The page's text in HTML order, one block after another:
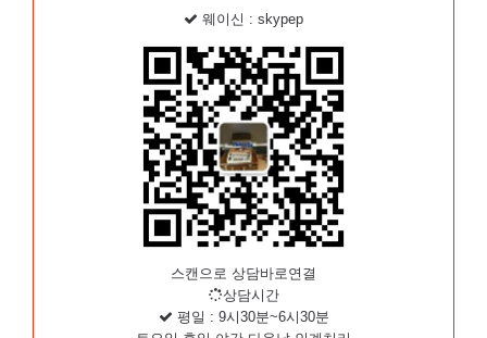
웨이신 : skypep
스캔으로 상담바로연결
상담시간
평일 : 9시30분~6시30분